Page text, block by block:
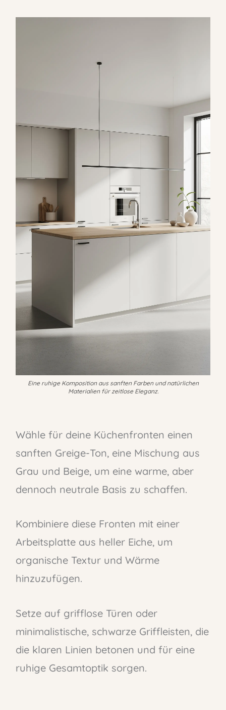
Eine ruhige Komposition aus sanften Farben und natürlichen
Materialien für zeitlose Eleganz.
Wähle für deine Küchenfronten einen
sanften Greige-Ton, eine Mischung aus
Grau und Beige, um eine warme, aber
dennoch neutrale Basis zu schaffen.
Kombiniere diese Fronten mit einer
Arbeitsplatte aus heller Eiche, um
organische Textur und Wärme
hinzuzufügen.
Setze auf grifflose Türen oder
minimalistische, schwarze Griffleisten, die
die klaren Linien betonen und für eine
ruhige Gesamtoptik sorgen.